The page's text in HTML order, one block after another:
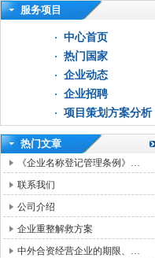
服务项目
中心首页
热门国家
企业动态
企业招聘
项目策划方案分析
热门文章
《企业名称登记管理条例》…
联系我们
公司介绍
企业重整解救方案
中外合资经营企业的期限、…